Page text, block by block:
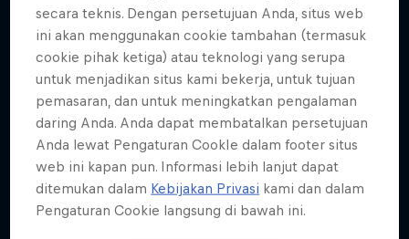
Lebih banyak seperti ini
1 Season · 7 episodes
WRC
secara teknis. Dengan persetujuan Anda, situs web
ini akan menggunakan cookie tambahan (termasuk
cookie pihak ketiga) atau teknologi yang serupa
untuk menjadikan situs kami bekerja, untuk tujuan
pemasaran, dan untuk meningkatkan pengalaman
daring Anda. Anda dapat membatalkan persetujuan
Anda lewat Pengaturan CookIe dalam footer situs
web ini kapan pun. Informasi lebih lanjut dapat
ditemukan dalam Kebijakan Privasi kami dan dalam
Pengaturan Cookie langsung di bawah ini.